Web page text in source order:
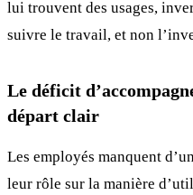
lui trouvent des usages,
suivre le travail, et non
Le déficit
départ clair
Les employés manquent
leur rôle sur la manière